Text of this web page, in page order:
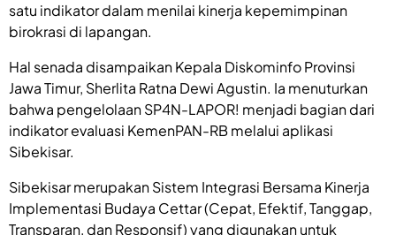
satu indikator dalam menilai kinerja kepemimpinan
birokrasi di lapangan.
Hal senada disampaikan Kepala Diskominfo Provinsi
Jawa Timur, Sherlita Ratna Dewi Agustin. Ia menuturkan
bahwa pengelolaan SP4N-LAPOR! menjadi bagian dari
indikator evaluasi KemenPAN-RB melalui aplikasi
Sibekisar.
Sibekisar merupakan Sistem Integrasi Bersama Kinerja
Implementasi Budaya Cettar (Cepat, Efektif, Tanggap,
Transparan, dan Responsif) yang digunakan untuk